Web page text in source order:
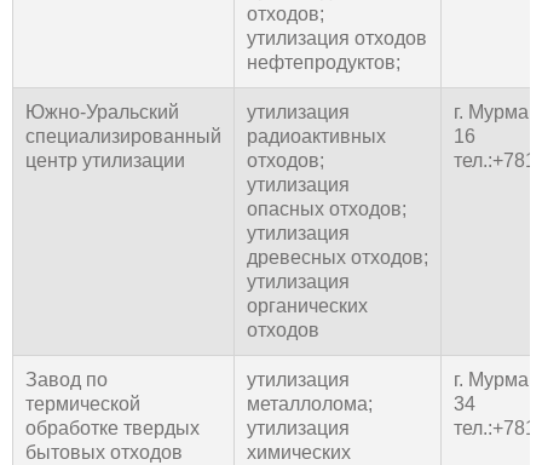
отходов;
утилизация отходов
нефтепродуктов;
Южно-Уральский
специализированный
центр утилизации
утилизация
радиоактивных
отходов;
утилизация
опасных отходов;
утилизация
древесных отходов;
утилизация
органических
отходов
г.
16
Завод по
термической
обработке твердых
бытовых отходов
утилизация
металлолома;
утилизация
химических
г.
34